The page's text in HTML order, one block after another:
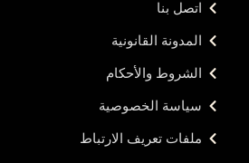
اتصل بنا
المدونة القانونية
الشروط والأحكام
سياسة الخصوصية
ملفات تعريف الارتباط